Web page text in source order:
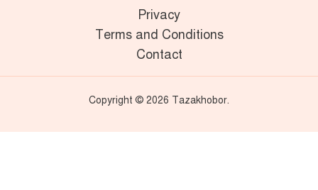
Privacy
Terms and Conditions
Contact
Copyright © 2026 Tazakhobor.